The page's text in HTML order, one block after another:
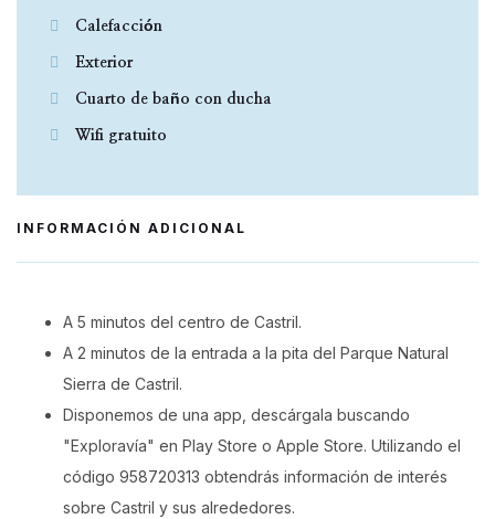
Calefacción
Exterior
Cuarto de baño con ducha
Wifi gratuito
INFORMACIÓN ADICIONAL
A 5 minutos del centro de Castril.
A 2 minutos de la entrada a la pita del Parque Natural
Sierra de Castril.
Disponemos de una app, descárgala buscando
"Exploravía" en Play Store o Apple Store. Utilizando el
código 958720313 obtendrás información de interés
sobre Castril y sus alrededores.